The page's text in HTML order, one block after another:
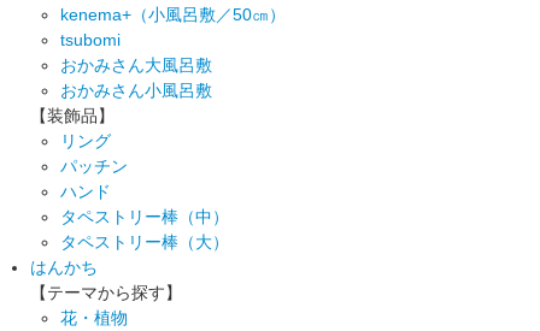
kenema+（小風呂敷／50㎝）
tsubomi
おかみさん大風呂敷
おかみさん小風呂敷
【装飾品】
リング
パッチン
ハンド
タペストリー棒（中）
タペストリー棒（大）
はんかち
【テーマから探す】
花・植物